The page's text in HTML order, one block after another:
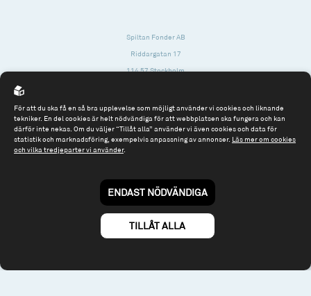
Spiltan Fonder AB
Riddargatan 17
114 57 Stockholm
Tel: 08 - 545 813 40
fonder@spiltanfonder.se
Till spiltan.se
© 2026 - Spiltan Fonder AB
By Sphinxly
För att du ska få en så bra upplevelse som möjligt använder vi cookies och liknande
tekniker. En del cookies är helt nödvändiga för att webbplatsen ska fungera och kan
därför inte nekas. Om du väljer “Tillåt alla” använder vi även cookies och data för
statistik och marknadsföring, exempelvis anpassning av annonser. Läs mer om cookies
och vilka tredjeparter vi använder.
ENDAST NÖDVÄNDIGA
TILLÅT ALLA